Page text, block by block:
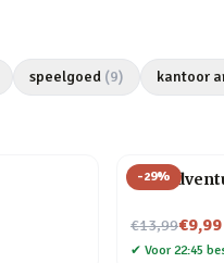
speelgoed (9) kantoor
-29%
The
€13,99
Nu voor€9,99
✔ Voor 22:45